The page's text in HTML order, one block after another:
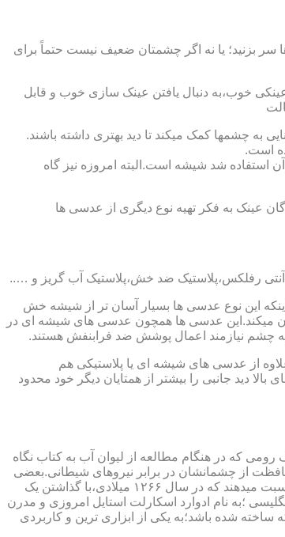
بزنید؛ یا نه اگر چشمتان ضعیف نیست حتماً برای
خوب،به دنبال یافتن عینک سازی خوب و قابل
چشمها کمک میکند تا دید بهتری داشته باشند.
است.
در ساخت عدسی عینک از آن استفاده شد شیشه است.البته امروزه نیز گاه
عینک به فکر تهیه نوع دیگری از عدسی ها
این نوع عدسی ها بسیار آسان تر از شیشه خش
میکند.این عدسی ها همچون عدسی های شیشه ای در
چشم نیازمند اعمال پوشش ضد فرابنفش هستند.
از عدسی های شیشه ای یا پلاستیکی هم
دید جانبی را بیشتر از همتایان دیگر خود محدود
که در هنگام مطالعه از لیوان آب به کتاب نگاه
از چشمانشان در برابر نیروهای شیطانی.بعضی
دیگر عقیده دارند اولین عینک توسط سالوینو دارماتی اهل ایتالیا در سال ۱۲۸۴ میلادی ساخته شده،برخی دیگر اختراع عینک را به مردی به نام روچربیکنبا نسبت میدهند که در سال ۱۲۶۶ میلادی،با گذاشتن یک
می دید.اما چیزی که مشخص است این است که در سال ۱۷۲۷ میلادی یک عینک ساز انگلیسی ؛به نام ادوارد اسکارلت استایل امروزی و مدرن
شده باشد؛به یکی از ابزاری ترین و کاربردی